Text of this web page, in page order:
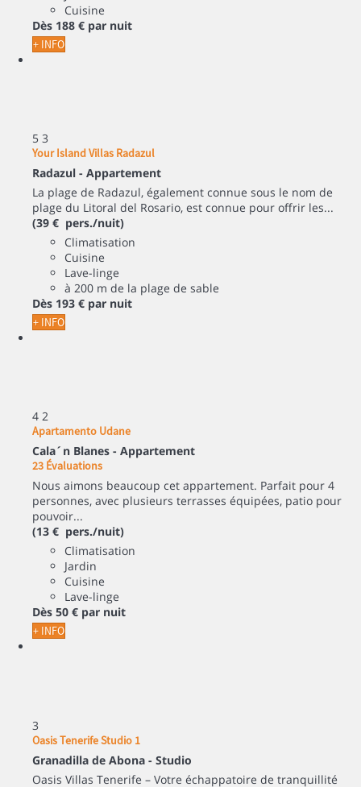
Cuisine
Dès 188 € par nuit
+ INFO
5 3
Your Island Villas Radazul
Radazul - Appartement
La plage de Radazul, également connue sous le nom de
plage du Litoral del Rosario, est connue pour offrir les...
(39 € pers./nuit)
Climatisation
Cuisine
Lave-linge
à 200 m de la plage de sable
Dès 193 € par nuit
+ INFO
4 2
Apartamento Udane
Cala´n Blanes - Appartement
23 Évaluations
Nous aimons beaucoup cet appartement. Parfait pour 4
personnes, avec plusieurs terrasses équipées, patio pour
pouvoir...
(13 € pers./nuit)
Climatisation
Jardin
Cuisine
Lave-linge
Dès 50 € par nuit
+ INFO
3
Oasis Tenerife Studio 1
Granadilla de Abona - Studio
Oasis Villas Tenerife – Votre échappatoire de tranquillité